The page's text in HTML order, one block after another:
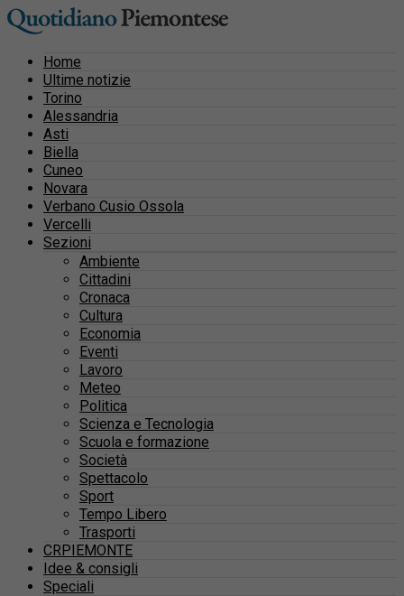
Home
Ultime notizie
Torino
Alessandria
Asti
Biella
Cuneo
Novara
Verbano Cusio Ossola
Vercelli
Sezioni
Ambiente
Cittadini
Cronaca
Cultura
Economia
Eventi
Lavoro
Meteo
Politica
Scienza e Tecnologia
Scuola e formazione
Società
Spettacolo
Sport
Tempo Libero
Trasporti
CRPIEMONTE
Idee & consigli
Speciali